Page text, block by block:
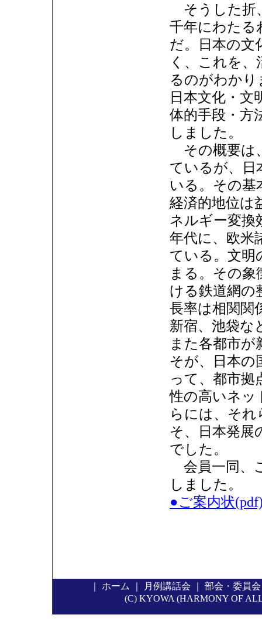
そうした折
千年にわたる
だ。日本の文
く、これを
るのがわかり
日本文化・文
体的手段・方
しました。
その概要は
ているが、日
いる。その基
経済的地位は
ネルギー変換
年代に、欧米
ている。文明
まる。その
ける鉄道網の
長率は相関
新宿、池袋な
また各都市
そが、日本の
って、都市拠
性の高いネッ
らには、そ
そ、日本発展
でした。
会員一同、
しました。
●ご案内状
ホーム 月例講話会 部会・委員会
(C) KYOWA (HARMONY OF